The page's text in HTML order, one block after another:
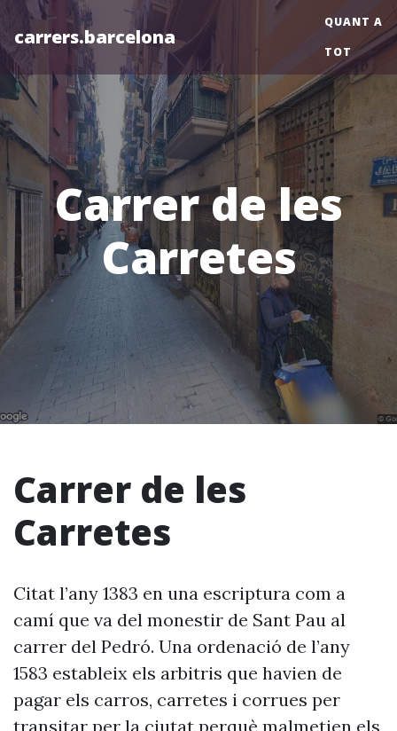
carrers.barcelona
QUANT A
TOT
Carrer de les
Carretes
Carrer de les
Carretes
Citat l’any 1383 en una escriptura com a
camí que va del monestir de Sant Pau al
carrer del Pedró. Una ordenació de l’any
1583 estableix els arbitris que havien de
pagar els carros, carretes i corrues per
transitar per la ciutat perquè malmetien els